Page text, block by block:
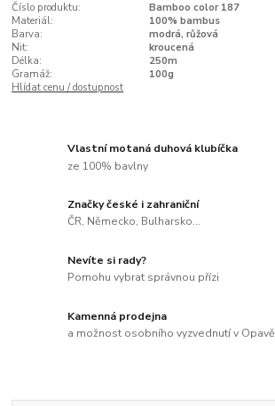
Číslo produktu:
Bamboo color 187
Materiál:
100% bambus
Barva:
modrá, růžová
Nit:
kroucená
Délka:
250m
Gramáž:
100g
Hlídat cenu / dostupnost
Vlastní motaná duhová klubíčka
ze 100% bavlny
Značky české i zahraniční
ČR, Německo, Bulharsko...
Nevíte si rady?
Pomohu vybrat správnou přízi
Kamenná prodejna
a možnost osobního vyzvednutí v Opavě